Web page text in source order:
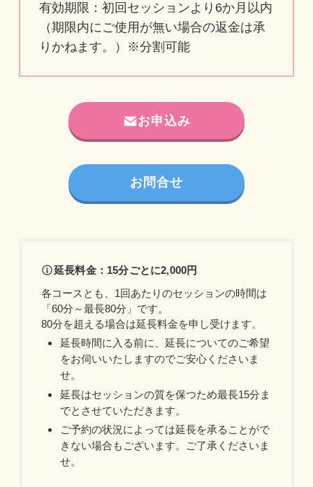
有効期限：初回セッションより6か月以内
（期限内にご使用が無い場合の返金は承
りかねます。）※分割可能
お申込み
お問合せ
延長料金：15分ごとに2,000円
各コースとも、1回あたりのセッションの時間は
「60分～最長80分」です。
80分を超える場合は延長料金を申し受けます。
延長時間に入る前に、延長についてのご希望
をお伺いいたしますのでご安心くださいま
せ。
延長はセッションの質を保つため最長15分ま
でとさせていただきます。
ご予約の状況によっては延長を承ることがで
きない場合もございます。ご了承くださいま
せ。